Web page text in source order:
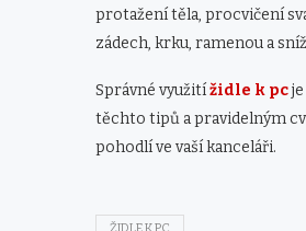
protažení těla, procvičení
zádech, krku, ramenou a
Správné využitížidle k pc
těchto tipů a pravidelným
pohodlí ve vaší kanceláři.
ŽIDLE K PC